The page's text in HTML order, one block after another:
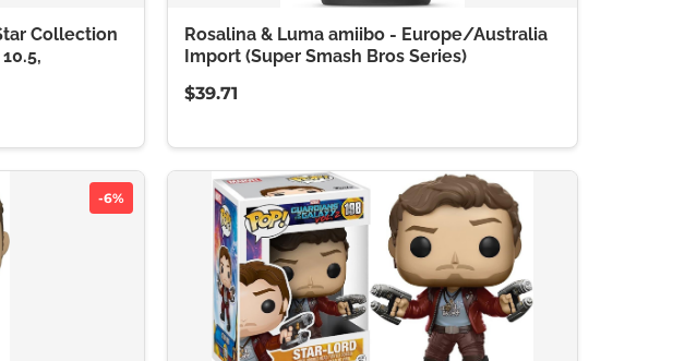
Collection
Rosalina & Luma amiibo - Europe/Australia
Import (Super Smash Bros Series)
$39.71
-6%